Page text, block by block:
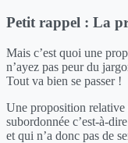
Petit rappel : La
Mais c’est quoi une
n’ayez pas peur du
Tout va bien se passer !
Une proposition relative
subordonnée c’est-à-
et qui n’a donc pas de